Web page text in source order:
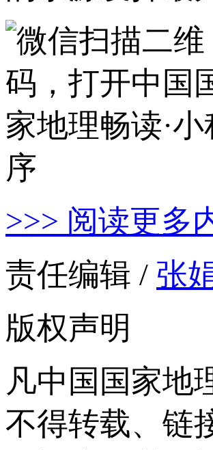
>>> 阅读更多
责任编辑 / 张
版权声明
凡中国国家地
不得转载、链